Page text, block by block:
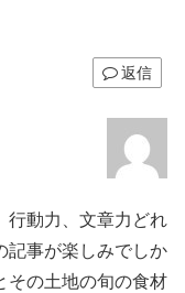
返信
行動力、文章力どれ
記事が楽しみでしか
の土地の旬の食材